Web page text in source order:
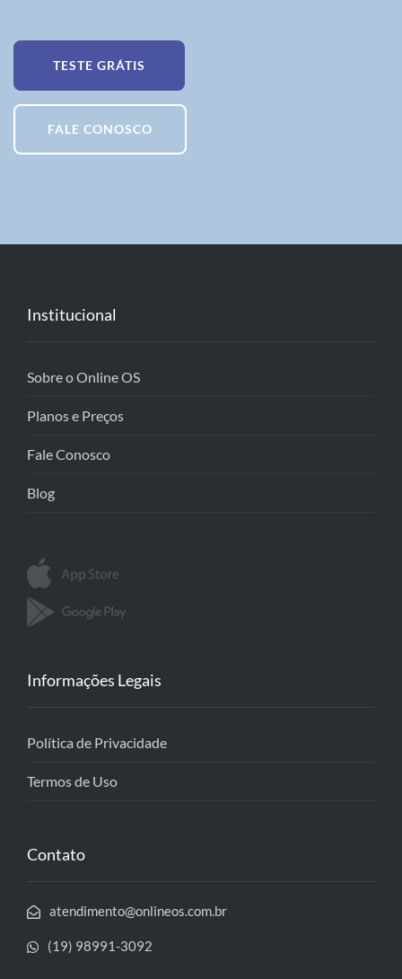
TESTE GRÁTIS
FALE CONOSCO
Institucional
Sobre o Online OS
Planos e Preços
Fale Conosco
Blog
Informações Legais
Política de Privacidade
Termos de Uso
Contato
atendimento@onlineos.com.br
(19) 98991-3092